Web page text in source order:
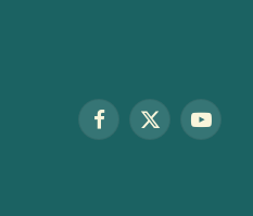
Facebook
X
YouTube